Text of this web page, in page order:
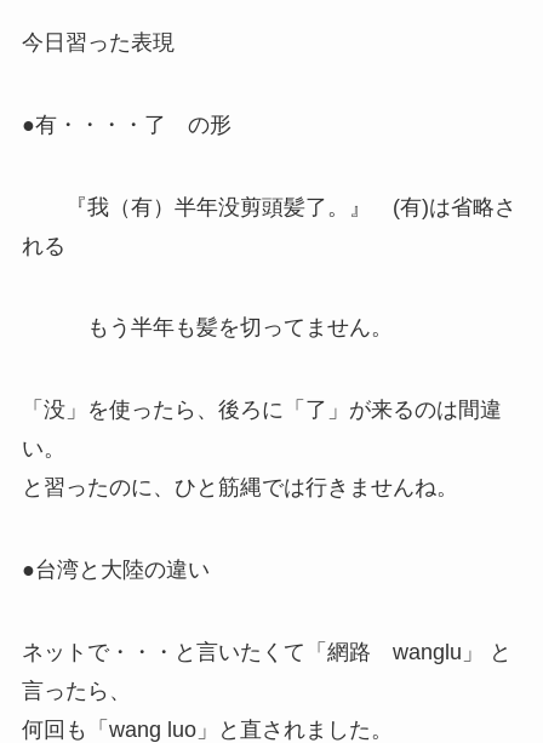
今日習った表現
●有・・・・了 の形
『我（有）半年没剪頭髪了。』 (有)は省略さ
れる
もう半年も髪を切ってません。
「没」を使ったら、後ろに「了」が来るのは間違
い。
と習ったのに、ひと筋縄では行きませんね。
●台湾と大陸の違い
ネットで・・・と言いたくて「網路 wanglu」 と
言ったら、
何回も「wang luo」と直されました。